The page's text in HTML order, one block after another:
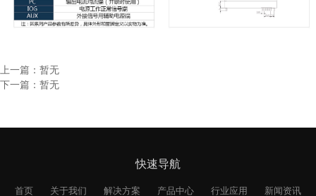
上一篇：暂无
下一篇：暂无
快速导航
首页 关于我们 解决方案 产品中心 行业应用 新闻资讯